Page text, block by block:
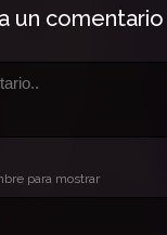
un comentario
para mostrar